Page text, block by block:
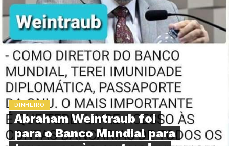
DINHEIRO
Abraham Weintraub foi
para o Banco Mundial para